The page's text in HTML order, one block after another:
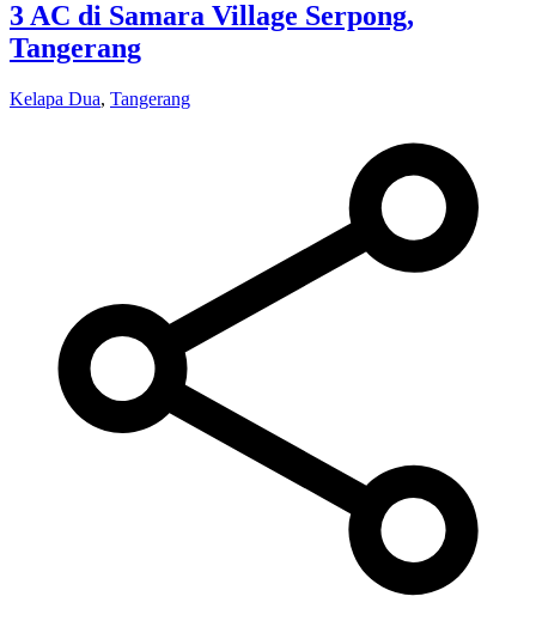
3 AC di Samara Village Serpong,
Tangerang
Kelapa Dua, Tangerang